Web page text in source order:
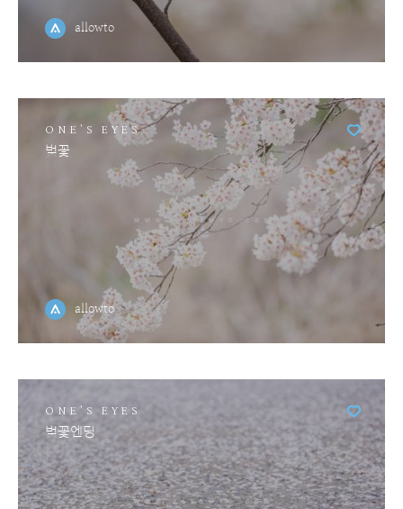
allowto
ONE'S EYES
벚꽃
allowto
ONE'S EYES
벚꽃엔딩